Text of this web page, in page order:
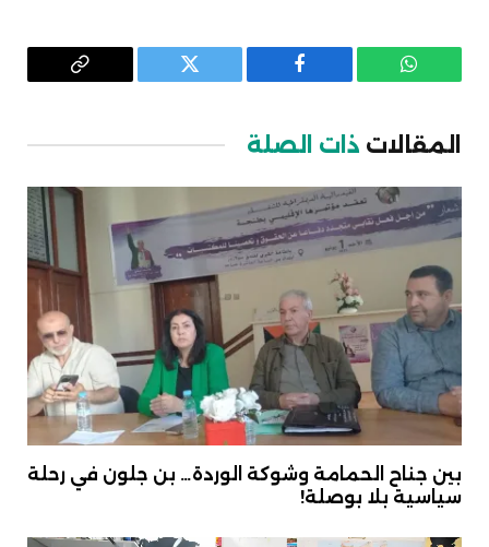
واتساب فيسبوك تويتر
Copy
المقالات ذات الصلة
بين جناح الحمامة وشوكة الوردة… بن جلون في رحلة
سياسية بلا بوصلة!